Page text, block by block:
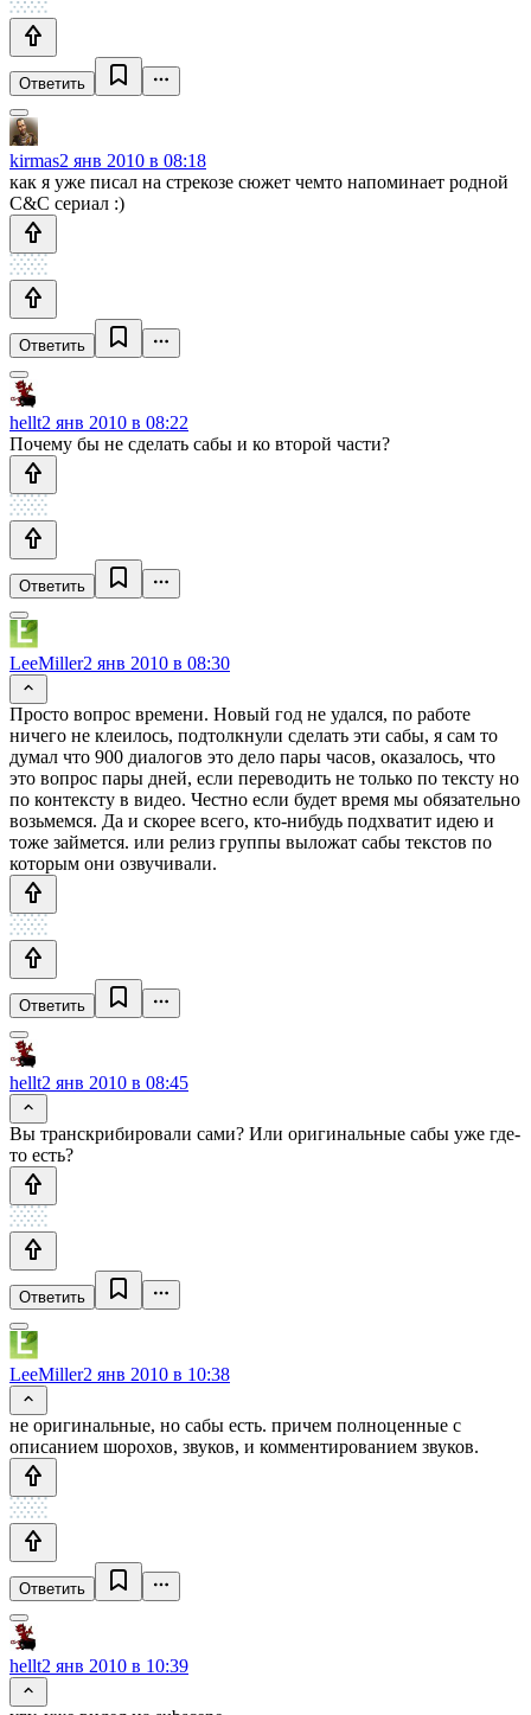
Ответить
kirmas2 янв 2010 в 08:18
как я уже писал на стрекозе сюжет чемто напоминает родной
С&С сериал :)
Ответить
hellt2 янв 2010 в 08:22
Почему бы не сделать сабы и ко второй части?
Ответить
LeeMiller2 янв 2010 в 08:30
Просто вопрос времени. Новый год не удался, по работе
ничего не клеилось, подтолкнули сделать эти сабы, я сам то
думал что 900 диалогов это дело пары часов, оказалось, что
это вопрос пары дней, если переводить не только по тексту но
по контексту в видео. Честно если будет время мы обязательно
возьмемся. Да и скорее всего, кто-нибудь подхватит идею и
тоже займется. или релиз группы выложат сабы текстов по
которым они озвучивали.
Ответить
hellt2 янв 2010 в 08:45
Вы транскрибировали сами? Или оригинальные сабы уже где-
то есть?
Ответить
LeeMiller2 янв 2010 в 10:38
не оригинальные, но сабы есть. причем полноценные с
описанием шорохов, звуков, и комментированием звуков.
Ответить
hellt2 янв 2010 в 10:39